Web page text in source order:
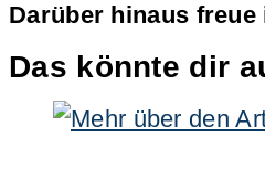
Darüber hinaus
Das könnte dir